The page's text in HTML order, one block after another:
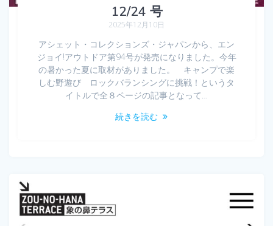
12/24 号
2025年12月10日
アシェット・コレクションズ・ジャパンから、エン
ジョイ!アウトドア第94号が発売になりました。今年
の暑かった夏に取材がありました。 キャンプで楽
しむ野遊び ロックバランシングに挑戦！というタ
イトルで全８ページの記事となって…
続きを読む